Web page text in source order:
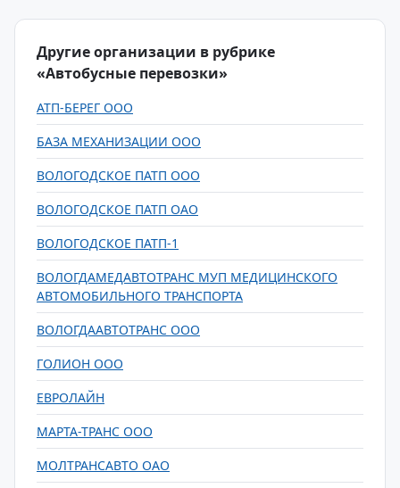
Другие организации в рубрике
«Автобусные перевозки»
АТП-БЕРЕГ ООО
БАЗА МЕХАНИЗАЦИИ ООО
ВОЛОГОДСКОЕ ПАТП ООО
ВОЛОГОДСКОЕ ПАТП ОАО
ВОЛОГОДСКОЕ ПАТП-1
ВОЛОГДАМЕДАВТОТРАНС МУП МЕДИЦИНСКОГО
АВТОМОБИЛЬНОГО ТРАНСПОРТА
ВОЛОГДААВТОТРАНС ООО
ГОЛИОН ООО
ЕВРОЛАЙН
МАРТА-ТРАНС ООО
МОЛТРАНСАВТО ОАО